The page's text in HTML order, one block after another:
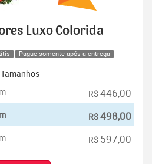
Luxo Colorida
Pague somente após a entrega
Tamanhos
R$ 446,00
R$498,00
R$ 597,00